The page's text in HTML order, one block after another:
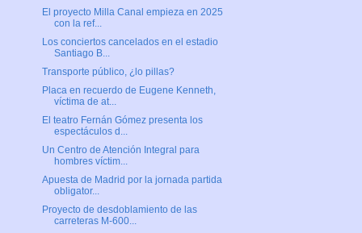
El proyecto Milla Canal empieza en 2025
con la ref...
Los conciertos cancelados en el estadio
Santiago B...
Transporte público, ¿lo pillas?
Placa en recuerdo de Eugene Kenneth,
víctima de at...
El teatro Fernán Gómez presenta los
espectáculos d...
Un Centro de Atención Integral para
hombres víctim...
Apuesta de Madrid por la jornada partida
obligator...
Proyecto de desdoblamiento de las
carreteras M-600...